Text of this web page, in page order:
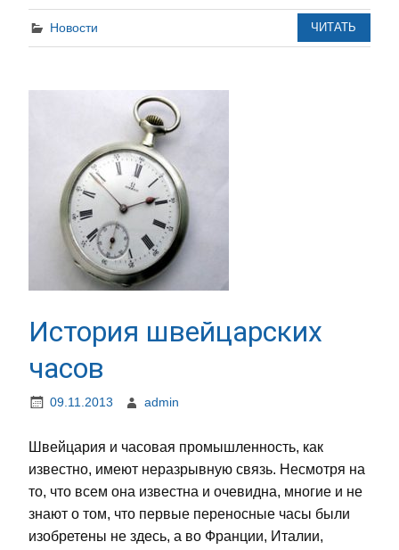
Новости ЧИТАТЬ
История швейцарских
часов
09.11.2013 admin
Швейцария и часовая промышленность, как
известно, имеют неразрывную связь. Несмотря на
то, что всем она известна и очевидна, многие и не
знают о том, что первые переносные часы были
изобретены не здесь, а во Франции, Италии,